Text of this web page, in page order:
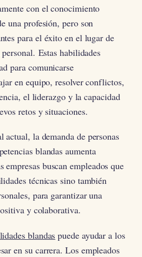
con el conocimiento
una profesión, pero son
para el éxito en el lugar de
Estas habilidades
para comunicarse
en equipo, resolver conflictos,
el liderazgo y la capacidad
retos y situaciones.
actual, la demanda de personas
blandas aumenta
empresas buscan empleados que
técnicas sino también
para garantizar una
y colaborativa.
blandas puede ayudar a los
en su carrera. Los empleados